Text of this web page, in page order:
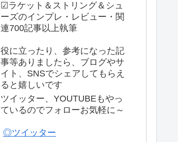
☑ラケット＆ストリング＆シュ
ーズのインプレ・レビュー・関
連700記事以上執筆
役に立ったり、参考になった記
事等ありましたら、ブログやサ
イト、SNSでシェアしてもらえ
ると嬉しいです
ツイッター、YOUTUBEもやっ
ているのでフォローお気軽に～
◎ツイッター